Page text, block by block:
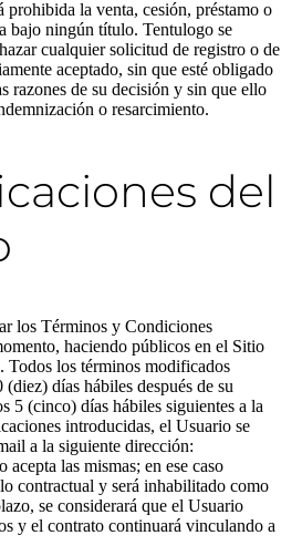
prohibida la venta, cesión, préstamo o
bajo ningún título. Tentulogo se
cualquier solicitud de registro o de
aceptado, sin que esté obligado
razones de su decisión y sin que ello
o resarcimiento.
del
los Términos y Condiciones
haciendo públicos en el Sitio
Todos los términos modificados
días hábiles después de su
5 (cinco) días hábiles siguientes a la
introducidas, el Usuario se
a la siguiente dirección:
las mismas; en ese caso
contractual y será inhabilitado como
se considerará que el Usuario
y el contrato continuará vinculando a